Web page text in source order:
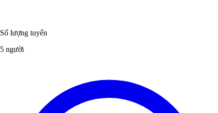
Số lượng tuyển
5 người